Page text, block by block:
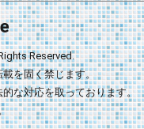
Reserved.
を固く禁じます。
な対応を取っております。